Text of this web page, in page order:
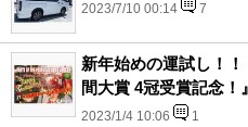
2023/7/10 00:14 7
新年始めの運試し！
間大賞 4冠受賞記念！
2023/1/4 10:06 1